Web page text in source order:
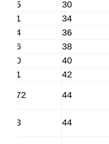
30
0.95
34
0.61
36
0.44
38
0.36
40
0.30
42
0.21
44
0.172
44
0.13